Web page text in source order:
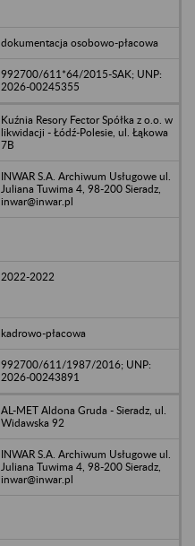
dokumentacja osobowo-płacowa
992700/611*64/2015-SAK; UNP:
2026-00245355
Kuźnia Resory Fector Spółka z o.o. w
likwidacji - Łódź-Polesie, ul. Łąkowa
7B
INWAR S.A. Archiwum Usługowe ul.
Juliana Tuwima 4, 98-200 Sieradz,
inwar@inwar.pl
2022-2022
kadrowo-płacowa
992700/611/1987/2016; UNP:
2026-00243891
AL-MET Aldona Gruda - Sieradz, ul.
Widawska 92
INWAR S.A. Archiwum Usługowe ul.
Juliana Tuwima 4, 98-200 Sieradz,
inwar@inwar.pl